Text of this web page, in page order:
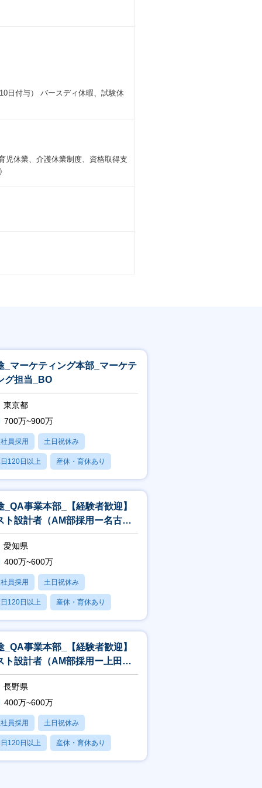
日付与） バースディ休暇、試験休
児休業、介護休業制度、資格取得支
_マーケティング本部_マーケテ
グ担当_BO
東京都
700万~900万
員採用 土日祝休み
120日以上 産休・育休あり
業20時間以内
_QA事業本部_【経験者歓迎】
ト設計者（AM部採用ー名古
_TE／自動化(中途採用汎用)
愛知県
400万~600万
員採用 土日祝休み
120日以上 産休・育休あり
業20時間以内
_QA事業本部_【経験者歓迎】
ト設計者（AM部採用ー上田）
／自動化(中途採用汎用)
長野県
400万~600万
員採用 土日祝休み
120日以上 産休・育休あり
業20時間以内